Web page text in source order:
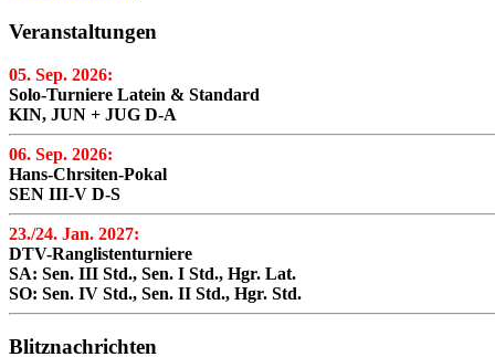
Veranstaltungen
05. Sep. 2026:
Solo-Turniere Latein & Standard
KIN, JUN + JUG D-A
06. Sep. 2026:
Hans-Chrsiten-Pokal
SEN III-V D-S
23./24. Jan. 2027:
DTV-Ranglistenturniere
SA: Sen. III Std., Sen. I Std., Hgr. Lat.
SO: Sen. IV Std., Sen. II Std., Hgr. Std.
Blitznachrichten